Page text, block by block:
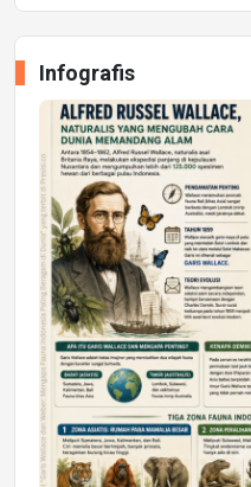
Peluang
Jumat, 17
DAERAH
Astra
Honda
Jumat, 10
Infografis